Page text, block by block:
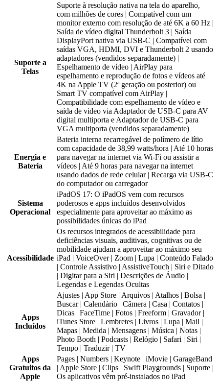
Suporte a
Telas
Suporte à resolução nativa na tela do aparelho,
com milhões de cores | Compatível com um
monitor externo com resolução de até 6K a 60 Hz |
Saída de vídeo digital Thunderbolt 3 | Saída
DisplayPort nativa via USB-C | Compatível com
saídas VGA, HDMI, DVI e Thunderbolt 2 usando
adaptadores (vendidos separadamente) |
Espelhamento de vídeo | AirPlay para
espelhamento e reprodução de fotos e vídeos até
4K na Apple TV (2ª geração ou posterior) ou
Smart TV compatível com AirPlay |
Compatibilidade com espelhamento de vídeo e
saída de vídeo via Adaptador de USB‑C para AV
digital multiporta e Adaptador de USB‑C para
VGA multiporta (vendidos separadamente)
Energia e
Bateria
Bateria interna recarregável de polímero de lítio
com capacidade de 38,99 watts/hora | Até 10 horas
para navegar na internet via Wi-Fi ou assistir a
vídeos | Até 9 horas para navegar na internet
usando dados de rede celular | Recarga via USB-C
do computador ou carregador
Sistema
Operacional
iPadOS 17: O iPadOS vem com recursos
poderosos e apps incluídos desenvolvidos
especialmente para aproveitar ao máximo as
possibilidades únicas do iPad
Acessibilidade
Os recursos integrados de acessibilidade para
deficiências visuais, auditivas, cognitivas ou de
mobilidade ajudam a aproveitar ao máximo seu
iPad | VoiceOver | Zoom | Lupa | Conteúdo Falado
| Controle Assistivo | AssistiveTouch | Siri e Ditado
| Digitar para a Siri | Descrições de Áudio |
Legendas e Legendas Ocultas
Apps
Incluídos
Ajustes | App Store | Arquivos | Atalhos | Bolsa |
Buscar | Calendário | Câmera | Casa | Contatos |
Dicas | FaceTime | Fotos | Freeform | Gravador |
iTunes Store | Lembretes | Livros | Lupa | Mail |
Mapas | Medida | Mensagens | Música | Notas |
Photo Booth | Podcasts | Relógio | Safari | Siri |
Tempo | Traduzir | TV
Apps
Gratuitos da
Apple
Pages | Numbers | Keynote | iMovie | GarageBand
| Apple Store | Clips | Swift Playgrounds | Suporte |
Os aplicativos vêm pré-instalados no iPad